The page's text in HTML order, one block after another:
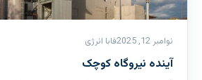
نوامبر 12, 2025 فابا انرژی
آینده نیروگاه کوچک